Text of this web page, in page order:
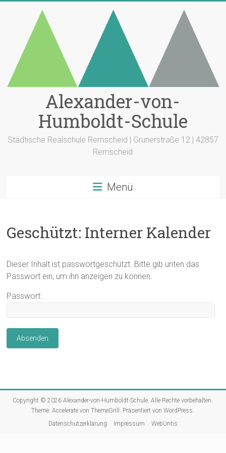
Alexander-von-
Humboldt-Schule
Städtische Realschule Remscheid | Grunerstraße 12 | 42857
Remscheid
Menü
Geschützt: Interner Kalender
Dieser Inhalt ist passwortgeschützt. Bitte gib unten das
Passwort ein, um ihn anzeigen zu können.
Passwort:
Copyright © 2026Alexander-von-Humboldt-Schule . Alle Rechte vorbehalten.
Theme:Accelerate von ThemeGrill. Präsentiert vonWordPress
Datenschutzerklärung
Impressum WebUntis